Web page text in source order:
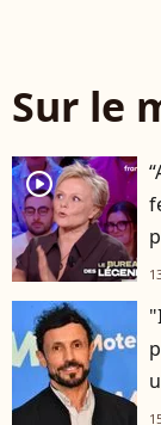
Sur le
player2